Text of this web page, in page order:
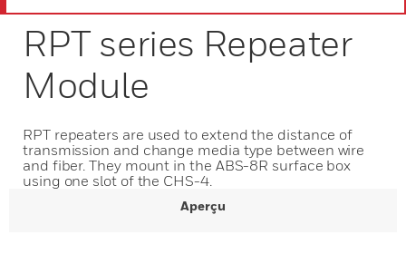
RPT series Repeater
Module
RPT repeaters are used to extend the distance of
transmission and change media type between wire
and fiber. They mount in the ABS-8R surface box
using one slot of the CHS-4.
Aperçu